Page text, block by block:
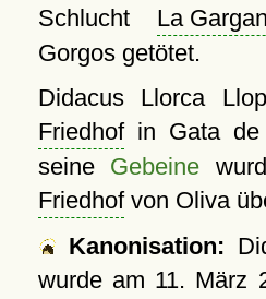
Schlucht La
Gorgos getötet.
Didacus Llorca
Friedhofin Gata de
seine Gebeine
Friedhofvon Oliva
Kanonisation:
wurde am 11. März